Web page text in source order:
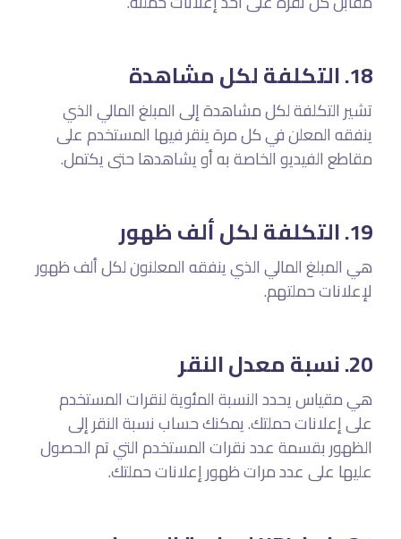
18. التكلفة لكل مشاهدة
تشير التكلفة لكل مشاهدة إلى المبلغ المالي الذي
ينفقه المعلن في كل مرة ينقر فيها المستخدم على
مقاطع الفيديو الخاصة به أو يشاهدها حتى يكتمل.
19. التكلفة لكل ألف ظهور
هي المبلغ المالي الذي ينفقه المعلنون لكل ألف ظهور
لإعلانات حملتهم.
20. نسبة معدل النقر
هي مقياس يحدد النسبة المئوية لنقرات المستخدم
على إعلانات حملتك. يمكنك حساب نسبة النقر إلى
الظهور بقسمة عدد نقرات المستخدم التي تم الحصول
عليها على عدد مرات ظهور إعلانات حملتك.